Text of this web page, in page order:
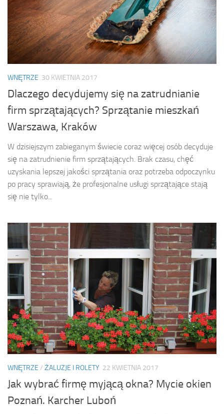
WNĘTRZE 30 KWIETNIA 2017
Dlaczego decydujemy się na zatrudnianie
firm sprzątających? Sprzątanie mieszkań
Warszawa, Kraków
W dzisiejszym zabieganym świecie coraz więcej osób decyduje
się na zatrudnienie firm sprzątających. Brak czasu, chęć
uzyskania lepszej jakości sprzątania oraz potrzeba odpoczynku
po pracy sprawiają, że profesjonalne usługi sprzątające stają
się nie tylko...
WNĘTRZE / ŻALUZJE I ROLETY 22 KWIETNIA 2017
Jak wybrać firmę myjącą okna? Mycie okien
Poznań. Karcher Luboń